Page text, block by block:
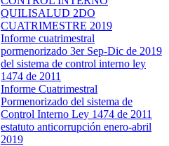
QUILISALUD 2DO
CUATRIMESTRE 2019
Informe cuatrimestral
pormenorizado 3er Sep-Dic de 2019
del sistema de control interno ley
1474 de 2011
Informe Cuatrimestral
Pormenorizado del sistema de
Control Interno Ley 1474 de 2011
estatuto anticorrupción enero-abril
2019